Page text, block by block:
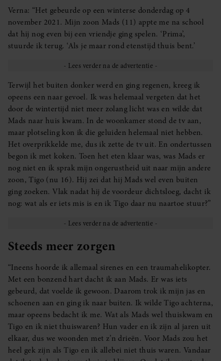
Verna: “Het gebeurde op een winterse donderdag op 4
november 2021. Mijn zoon Mads (11) appte me na school
dat hij nog even bij een vriendje ging spelen. ‘Prima’,
stuurde ik terug. ‘Als je maar rond etenstijd thuis bent.’
Terwijl het buiten donker werd en ging regenen, kreeg ik
opeens een naar gevoel. Ik was helemaal vergeten dat het
door de wintertijd niet meer zolang licht was en wilde dat
Mads naar huis kwam. In de woonkamer stond de tv aan,
maar plotseling kon ik die geluiden helemaal niet hebben.
Het overprikkelde me, dus ik zette de tv uit. En ondertussen
begon ik met koken. Toen het eten klaar was, was Mads er
nog niet en ik sprak mijn ongerustheid uit naar mijn andere
zoon, Tigo (nu 16). Hij zei dat hij Mads wel even buiten
ging zoeken. Vlak nadat hij de voordeur dichtsloeg, dacht ik
nog: wat als er iets mis is en ik Tigo daar nu naartoe stuur?”
Steeds meer zorgen
“Ineens hoorde ik allemaal sirenes en een traumahelikopter.
Met een bonzend hart dacht ik aan Mads. Er was iets
gebeurd, dat voelde ik gewoon. Daarom trok ik mijn jas en
schoenen aan en ging ik naar buiten. Ik wilde Tigo achterna,
maar opeens bedacht ik me. Wat als Mads wel thuiskwam en
Tigo en ik niet thuiswaren? Hun vader en ik zijn al jaren uit
elkaar, dus we woonden met z’n drieën. Voor Mads zou het
heel gek zijn als Tigo en ik allebei niet thuis waren. Vandaar